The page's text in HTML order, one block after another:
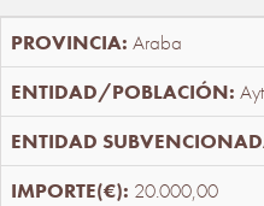
Araba
20.000,00